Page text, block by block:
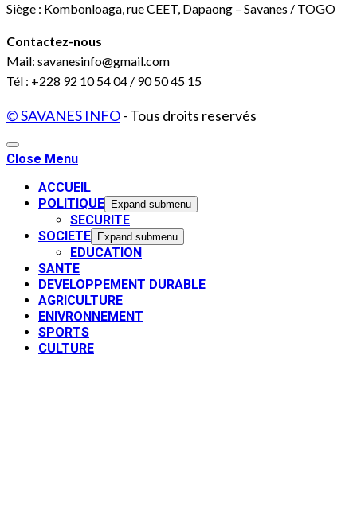
Siège : Kombonloaga, rue CEET, Dapaong – Savanes / TOGO
Contactez-nous
Mail: savanesinfo@gmail.com
Tél : +228 92 10 54 04 / 90 50 45 15
© SAVANES INFO- Tous droits reservés
Close Menu
ACCUEIL
POLITIQUE
Expand submenu
SECURITE
SOCIETE
Expand submenu
EDUCATION
SANTE
DEVELOPPEMENT DURABLE
AGRICULTURE
ENIVRONNEMENT
SPORTS
CULTURE